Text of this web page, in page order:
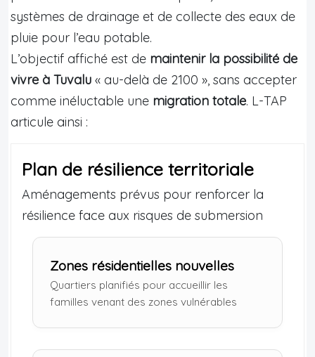
systèmes de drainage et de collecte des eaux de
pluie pour l’eau potable.
L’objectif affiché est de maintenir la possibilité de
vivre à Tuvalu « au-delà de 2100 », sans accepter
comme inéluctable une migration totale. L-TAP
articule ainsi :
Plan de résilience territoriale
Aménagements prévus pour renforcer la
résilience face aux risques de submersion
Zones résidentielles nouvelles
Quartiers planifiés pour accueillir les
familles venant des zones vulnérables